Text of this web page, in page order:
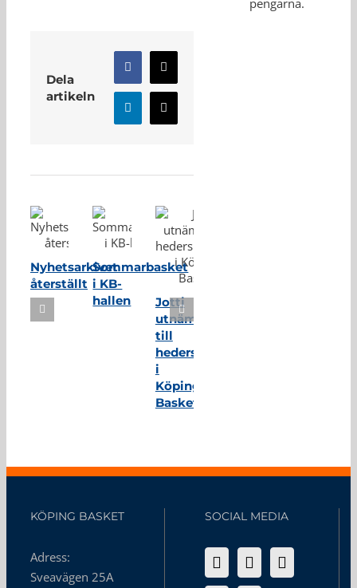
Dela
artikeln
Facebook
X
LinkedInE-
post
Nyhetsarkivet
återställt
Sommarbasket
i KB-
hallen
Jotti
utnämnd
till
hedersmedlem
i
Köping
Basket
pengarna.
KÖPING BASKET
Adress:
Sveavägen 25A
SOCIAL MEDIA